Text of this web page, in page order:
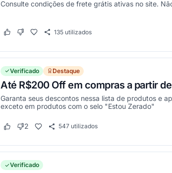
Consulte condições de frete grátis ativas no site.
Este cupom funcionou
Este cupom não funcionou
135 utilizados
Verificado Destaque
Até R$200 Off em compras a partir
Garanta seus descontos nessa lista de produtos e
exceto em produtos com o selo "Estou Zerado"
Este cupom funcionou
Este cupom não funcionou
2 547 utilizados
Verificado